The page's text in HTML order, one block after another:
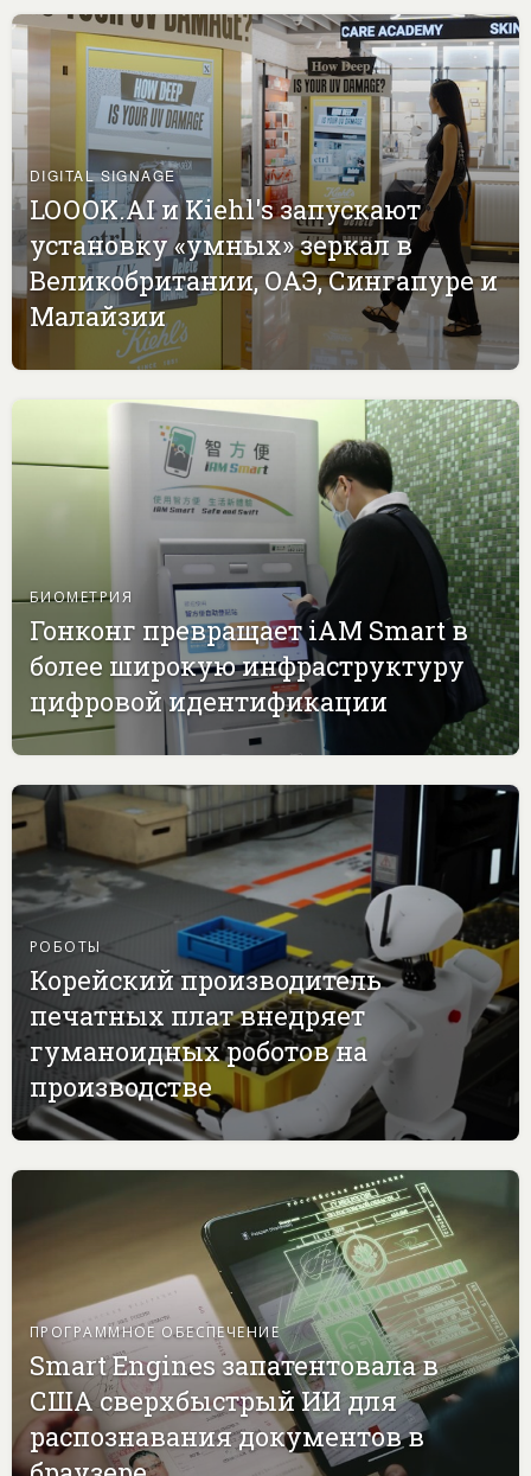
DIGITAL SIGNAGE
LOOOK.AI и Kiehl's запускают
установку «умных» зеркал в
Великобритании, ОАЭ, Сингапуре и
Малайзии
БИОМЕТРИЯ
Гонконг превращает iAM Smart в
более широкую инфраструктуру
цифровой идентификации
РОБОТЫ
Корейский производитель
печатных плат внедряет
гуманоидных роботов на
производстве
ПРОГРАММНОЕ ОБЕСПЕЧЕНИЕ
Smart Engines запатентовала в
США сверхбыстрый ИИ для
распознавания документов в